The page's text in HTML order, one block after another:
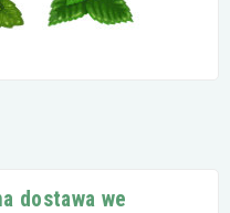
dostawa we